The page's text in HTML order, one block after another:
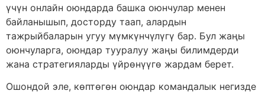
үчүн онлайн оюндарда башка оюнчулар менен
байланышып, досторду таап, алардын
тажрыйбаларын угуу мүмкүнчүлүгү бар. Бул жаңы
оюнчуларга, оюндар тууралуу жаңы билимдерди
жана стратегияларды үйрөнүүгө жардам берет.
Ошондой эле, көптөгөн оюндар командалык негизде